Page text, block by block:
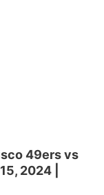
49ers vs
2024 |